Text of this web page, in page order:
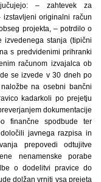
– zahtevek za
izstavljeni originalni račun
projekta, – potrdilo o
stanja (tipični
s predvidenimi prihranki
računom izvajalca ob
se izvede v 30 dneh po
na osebni bančni
kadarkoli po prejetju
dokumentacije
finančne spodbude ter
javnega razpisa in
prepovedi odtujitve
nenamenske porabe
o dodelitvi pravice do
dolžan vrniti vsa prejeta